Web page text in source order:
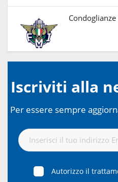
Iscriviti alla
Per essere sempre
Autorizzo il